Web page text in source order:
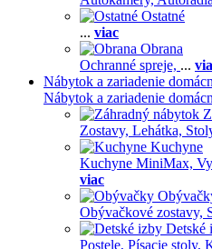
Ostatné
... viac
Obrana
Ochranné spreje, ...
Nábytok a zariadenie
Nábytok a zariadenie
Zostavy, Lehátka,
Kuchyne
Kuchyne MiniMax,
viac
Obývačkové zostavy,
Detské
Postele, Písacie stoly,